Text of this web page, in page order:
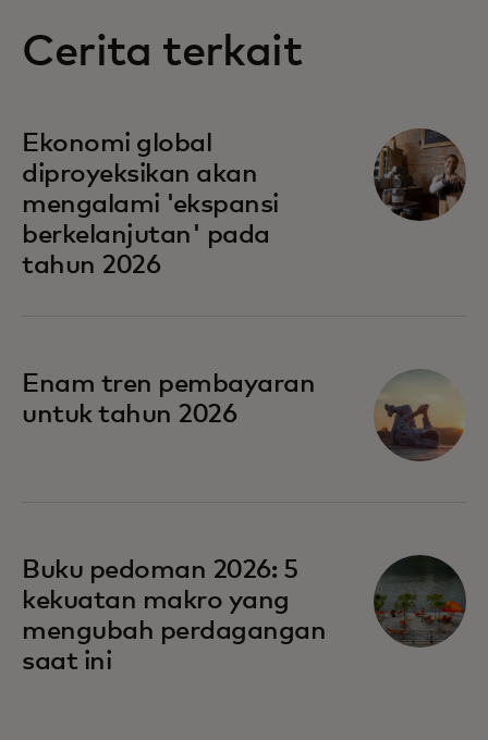
Cerita terkait
Ekonomi global
diproyeksikan akan
mengalami 'ekspansi
berkelanjutan' pada
tahun 2026
Enam tren pembayaran
untuk tahun 2026
Buku pedoman 2026: 5
kekuatan makro yang
mengubah perdagangan
saat ini
opens in a new tab